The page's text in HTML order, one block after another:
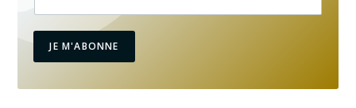
JE M'ABONNE